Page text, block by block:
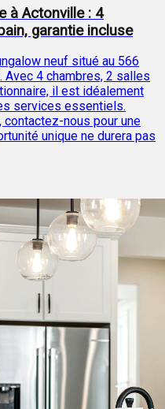
à Actonville : 4
garantie incluse
neuf situé au 566
Avec 4 chambres, 2 salles
il est idéalement
services essentiels.
nous pour une
unique ne durera pas